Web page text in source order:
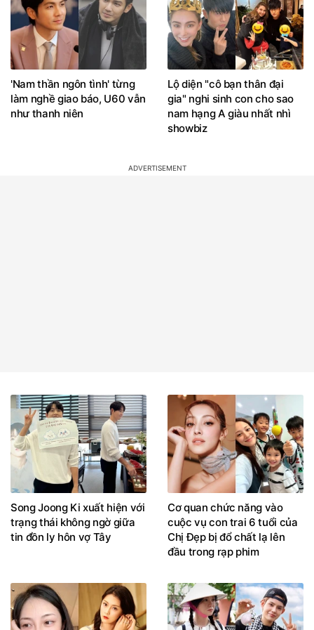
'Nam thần ngôn tình' từng
làm nghề giao báo, U60 vẫn
như thanh niên
Lộ diện "cô bạn thân đại
gia" nghi sinh con cho sao
nam hạng A giàu nhất nhì
showbiz
Song Joong Ki xuất hiện với
trạng thái không ngờ giữa
tin đồn ly hôn vợ Tây
Cơ quan chức năng vào
cuộc vụ con trai 6 tuổi của
Chị Đẹp bị đổ chất lạ lên
đầu trong rạp phim